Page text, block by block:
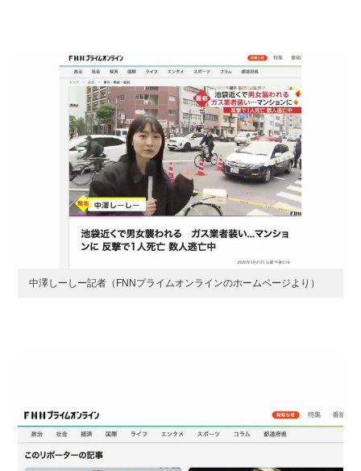
中澤しーしー記者（FNNプライムオンラインのホームページより）